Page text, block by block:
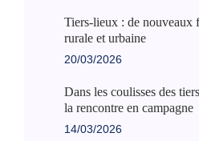
Tiers-lieux : de nouveaux
rurale et urbaine
20/03/2026
Dans les coulisses des
la rencontre en campagne
14/03/2026